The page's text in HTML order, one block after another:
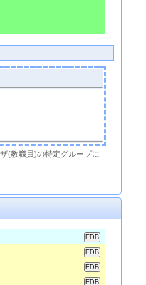
(教職員)の特定グループに